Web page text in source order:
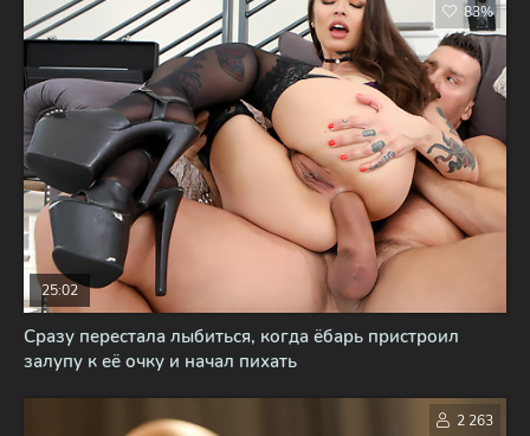
Сразу перестала лыбиться, когда ёбарь пристроил
залупу к её очку и начал пихать
25:02
83%
2 263